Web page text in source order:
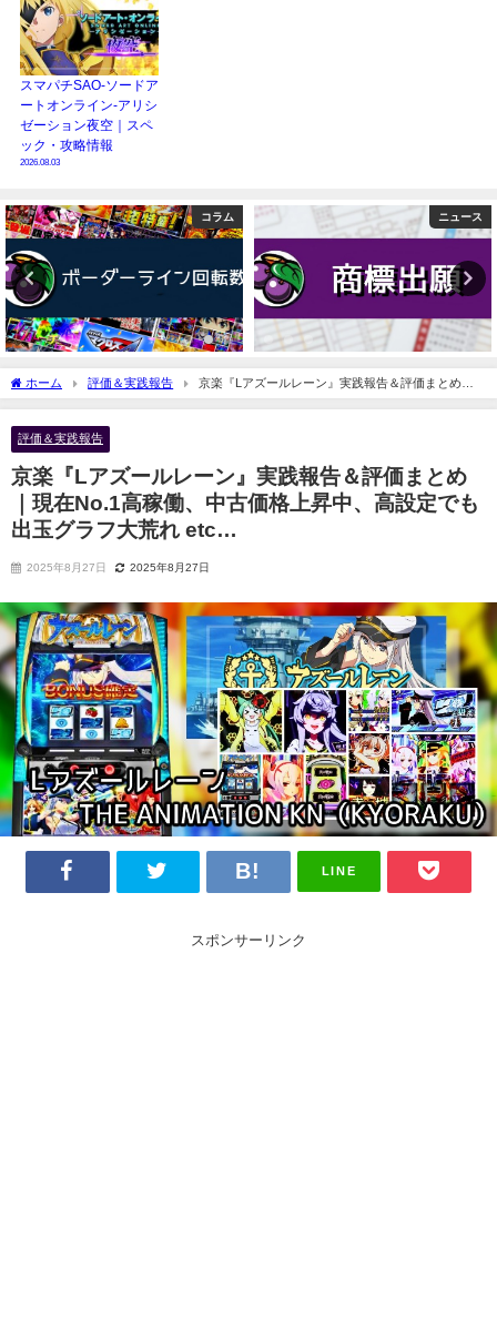
スマパチSAO-ソードア
ートオンライン-アリシ
ゼーション夜空｜スペ
ック・攻略情報
2026.08.03
ニュース 検定通
ホーム 評価＆実践報告
京楽『Lアズールレーン』実践報告＆評価まとめ｜
現在No.1高稼働、中古価格上昇中、高設定でも出玉グラフ大荒れ etc…
評価＆実践報告
京楽『Lアズールレーン』実践報告＆評価まとめ
｜現在No.1高稼働、中古価格上昇中、高設定でも
出玉グラフ大荒れ etc…
2025年8月27日 2025年8月27日
LINE
スポンサーリンク